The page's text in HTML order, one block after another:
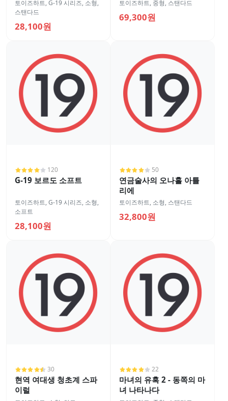
토이즈하트,G-19 시리즈, 소형,
스탠다드
28,100원
토이즈하트, 중형, 스탠다드
69,300원
120
G-19 보르도 소프트
토이즈하트,G-19 시리즈, 소형,
소프트
28,100원
50
연금술사의 오나홀 아틀
리에
토이즈하트, 소형, 스탠다드
32,800원
30
현역 여대생 청초계 스파
이럴
22
마녀의 유혹 2 - 동쪽의 마
녀 나타나다